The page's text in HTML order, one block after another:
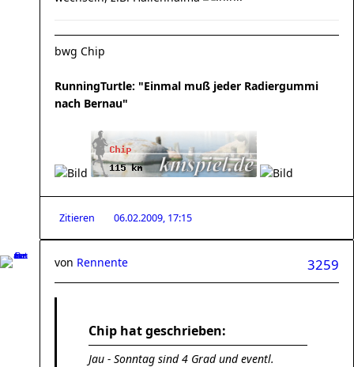
bwg Chip
RunningTurtle: "Einmal muß jeder Radiergummi
nach Bernau"
Zitieren 06.02.2009, 17:15
3259
von Rennente
Chip hat geschrieben:
Jau - Sonntag sind 4 Grad und eventl.